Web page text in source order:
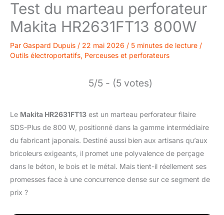
Test du marteau perforateur
Makita HR2631FT13 800W
Par Gaspard Dupuis / 22 mai 2026 / 5 minutes de lecture /
Outils électroportatifs, Perceuses et perforateurs
5/5 - (5 votes)
Le Makita HR2631FT13 est un marteau perforateur filaire
SDS-Plus de 800 W, positionné dans la gamme intermédiaire
du fabricant japonais. Destiné aussi bien aux artisans qu’aux
bricoleurs exigeants, il promet une polyvalence de perçage
dans le béton, le bois et le métal. Mais tient-il réellement ses
promesses face à une concurrence dense sur ce segment de
prix ?